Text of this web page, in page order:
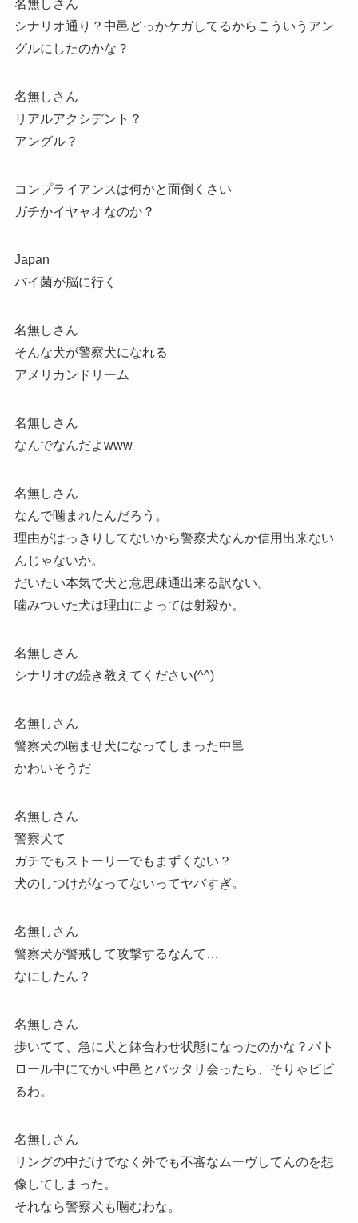
名無しさん
シナリオ通り？中邑どっかケガしてるからこういうアン
グルにしたのかな？
名無しさん
リアルアクシデント？
アングル？
コンプライアンスは何かと面倒くさい
ガチかイヤャオなのか？
Japan
バイ菌が脳に行く
名無しさん
そんな犬が警察犬になれる
アメリカンドリーム
名無しさん
なんでなんだよwww
名無しさん
なんで噛まれたんだろう。
理由がはっきりしてないから警察犬なんか信用出来ない
んじゃないか。
だいたい本気で犬と意思疎通出来る訳ない。
噛みついた犬は理由によっては射殺か。
名無しさん
シナリオの続き教えてください(^^)
名無しさん
警察犬の噛ませ犬になってしまった中邑
かわいそうだ
名無しさん
警察犬て
ガチでもストーリーでもまずくない？
犬のしつけがなってないってヤバすぎ。
名無しさん
警察犬が警戒して攻撃するなんて…
なにしたん？
名無しさん
歩いてて、急に犬と鉢合わせ状態になったのかな？パト
ロール中にでかい中邑とバッタリ会ったら、そりゃビビ
るわ。
名無しさん
リングの中だけでなく外でも不審なムーヴしてんのを想
像してしまった。
それなら警察犬も噛むわな。